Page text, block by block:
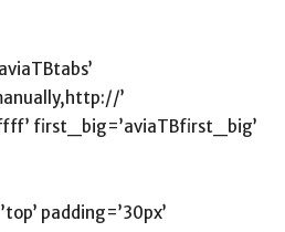
’
first_big=’aviaTBfirst_big’
padding=’30px’